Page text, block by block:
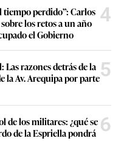
tiempo perdido”: Carlos
los retos a un año
el Gobierno
4
razones detrás de la
la Av. Arequipa por parte5
de los militares: ¿qué se
de la Espriella pondrá 6